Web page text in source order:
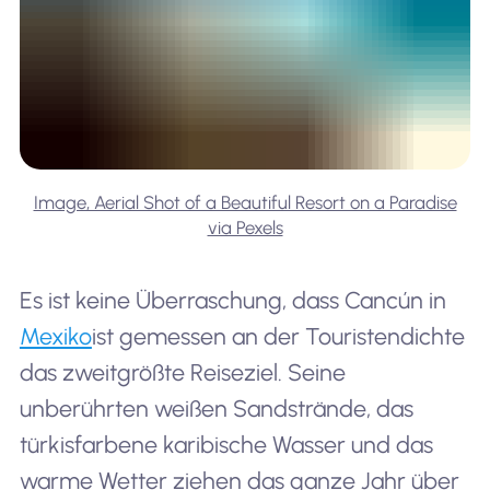
38 Petra, Jordan
Image, Aerial Shot of a Beautiful Resort on a Paradise
via Pexels
Es ist keine Überraschung, dass Cancún in
Mexikoist gemessen an der Touristendichte
das zweitgrößte Reiseziel. Seine
unberührten weißen Sandstrände, das
türkisfarbene karibische Wasser und das
warme Wetter ziehen das ganze Jahr über